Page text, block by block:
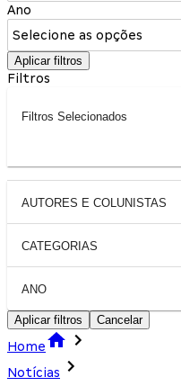
Ano
Selecione as opções
Aplicar filtros
Filtros
Filtros Selecionados
AUTORES E COLUNISTAS
CATEGORIAS
ANO
Aplicar filtros Cancelar
Home
Notícias